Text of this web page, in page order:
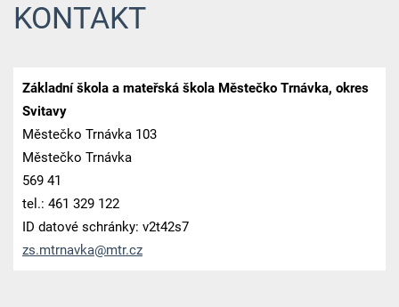
KONTAKT
Základní škola a mateřská škola Městečko Trnávka, okres
Svitavy
Městečko Trnávka 103
Městečko Trnávka
569 41
tel.: 461 329 122
ID datové schránky: v2t42s7
zs.mtrnavka@mtr.cz